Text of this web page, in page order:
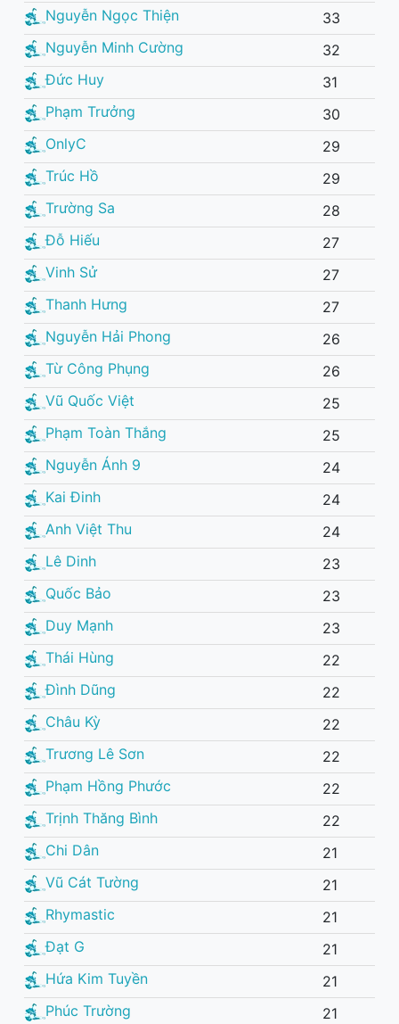
Nguyễn Ngọc Thiện
33
Nguyễn Minh Cường
32
Đức Huy
31
Phạm Trưởng
30
OnlyC
29
Trúc Hồ
29
Trường Sa
28
Đỗ Hiếu
27
Vinh Sử
27
Thanh Hưng
27
Nguyễn Hải Phong
26
Từ Công Phụng
26
Vũ Quốc Việt
25
Phạm Toàn Thắng
25
Nguyễn Ánh 9
24
Kai Đinh
24
Anh Việt Thu
24
Lê Dinh
23
Quốc Bảo
23
Duy Mạnh
23
Thái Hùng
22
Đình Dũng
22
Châu Kỳ
22
Trương Lê Sơn
22
Phạm Hồng Phước
22
Trịnh Thăng Bình
22
Chi Dân
21
Vũ Cát Tường
21
Rhymastic
21
Đạt G
21
Hứa Kim Tuyền
21
Phúc Trường
21